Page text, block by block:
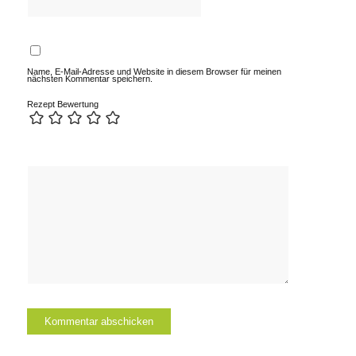
Name, E-Mail-Adresse und Website in diesem Browser für meinen
nächsten Kommentar speichern.
Rezept Bewertung